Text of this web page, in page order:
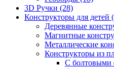
3D Ручки (28)
Конструкторы для детей
Деревянные
Магнитные
Металлические
Конструкторы из
С болтовыми